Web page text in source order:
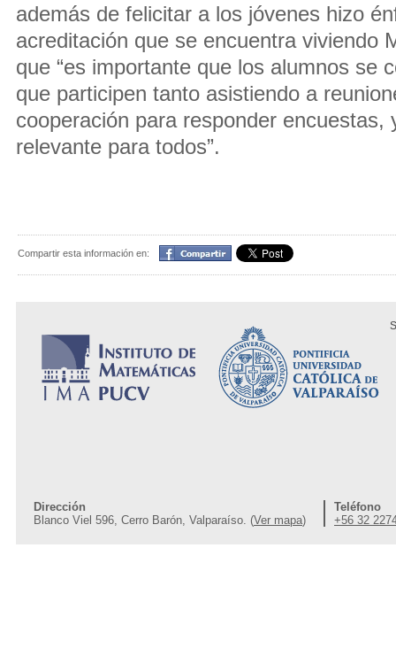
además de felicitar a los jóvenes hizo
acreditación que se encuentra viviendo
que “es importante que los alumnos se
que participen tanto asistiendo a
cooperación para responder encuestas,
relevante para todos”.
Compartir esta información en: Compartir
Dirección
Blanco Viel 596, Cerro Barón, Valparaíso. (Ver mapa)
Teléfono
+56 32